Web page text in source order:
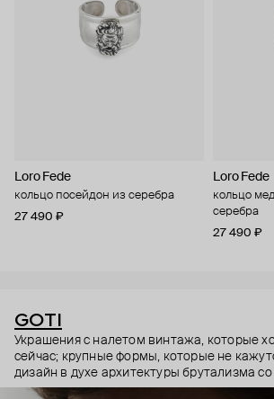
Loro Fede
кольцо посейдон из серебра
27 490 ₽
Loro Fede
кольцо
серебра
27 490 ₽
GOTI
Украшения с налетом винтажа, которые
сейчас; крупные формы, которые не
дизайн в духе архитектуры брутализма
символами – эстетика итальянского